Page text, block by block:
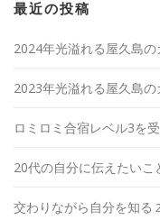
最近の投稿
2024年光溢れる屋久島
2023年光溢れる屋久島
ロミロミ合宿レベル3を
20代の自分に伝えたいこ
交わりながら自分を知る